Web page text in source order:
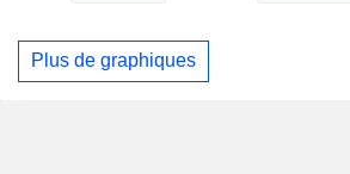
Plus de graphiques